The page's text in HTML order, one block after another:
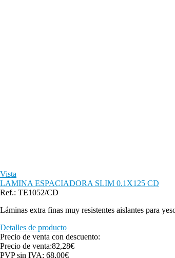
Vista
LAMINA ESPACIADORA SLIM 0.1X125 CD
Ref.: TE1052/CD
Láminas extra finas muy resistentes aislantes para
Detalles de producto
Precio de venta con descuento:
Precio de venta:82,28€
PVP sin IVA: 68,00€